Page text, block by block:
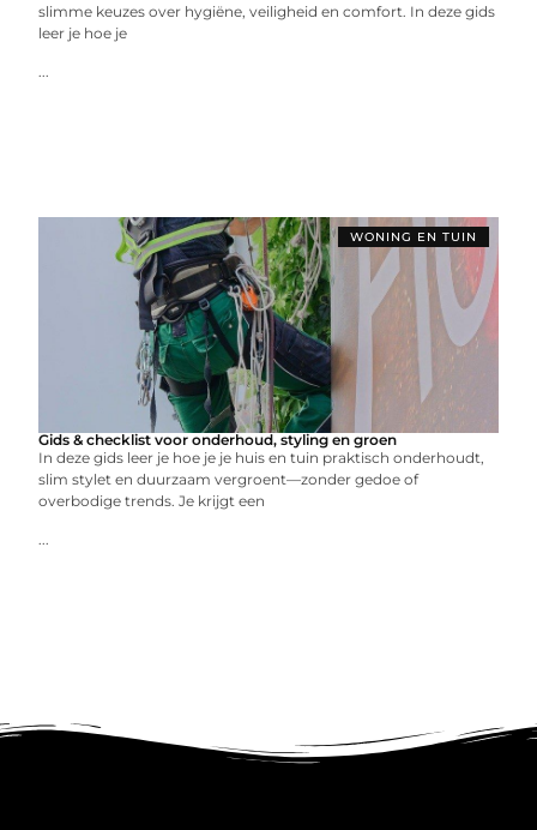
slimme keuzes over hygiëne, veiligheid en comfort. In deze gids
leer je hoe je
...
WONING EN TUIN
Gids & checklist voor onderhoud, styling en groen
In deze gids leer je hoe je je huis en tuin praktisch onderhoudt,
slim stylet en duurzaam vergroent—zonder gedoe of
overbodige trends. Je krijgt een
...